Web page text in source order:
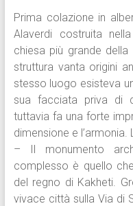
Prima colazione in
Alaverdi costruita
chiesa più grande
struttura vanta origini
stesso luogo esisteva
sua facciata priva di
tuttavia fa una forte
dimensione e
– Il monumento
complesso è quello
del regno di Kakheti.
vivace città sulla Via di